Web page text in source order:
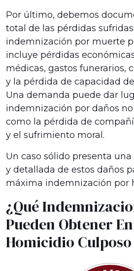
Por último, debemos
total de las pérdidas
indemnización por muerte
incluye pérdidas
médicas, gastos funerarios,
y la pérdida de capacidad
Una demanda puede dar
indemnización por daños
como la pérdida de
y el sufrimiento moral.
Un caso sólido presenta
y detallada de estos daños
máxima indemnización por
¿Qué
Pueden Obtener
Homicidio Culposo